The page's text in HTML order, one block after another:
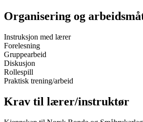
Organisering og
Instruksjon med lærer
Forelesning
Gruppearbeid
Diskusjon
Rollespill
Praktisk trening/arbeid
Krav til lærer/instruktør